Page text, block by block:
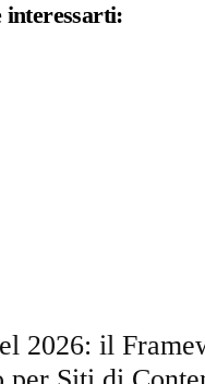
interessarti:
2026: il